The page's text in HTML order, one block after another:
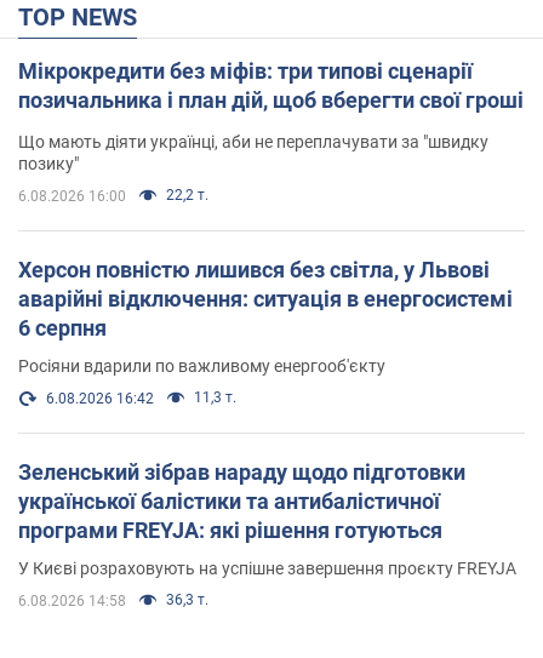
TOP NEWS
Мікрокредити без міфів: три типові сценарії
позичальника і план дій, щоб вберегти свої гроші
Що мають діяти українці, аби не переплачувати за "швидку
позику"
6.08.2026 16:00 22,2 т.
Херсон повністю лишився без світла, у Львові
аварійні відключення: ситуація в енергосистемі
6 серпня
Росіяни вдарили по важливому енергооб'єкту
6.08.2026 16:42 11,3 т.
Зеленський зібрав нараду щодо підготовки
української балістики та антибалістичної
програми FREYJA: які рішення готуються
У Києві розраховують на успішне завершення проєкту FREYJA
6.08.2026 14:58 36,3 т.